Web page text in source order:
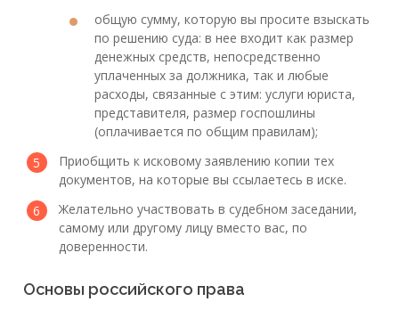
общую сумму, которую вы просите взыскать
по решению суда: в нее входит как размер
денежных средств, непосредственно
уплаченных за должника, так и любые
расходы, связанные с этим: услуги юриста,
представителя, размер госпошлины
(оплачивается по общим правилам);
Приобщить к исковому заявлению копии тех
документов, на которые вы ссылаетесь в иске.
Желательно участвовать в судебном заседании,
самому или другому лицу вместо вас, по
доверенности.
Основы российского права